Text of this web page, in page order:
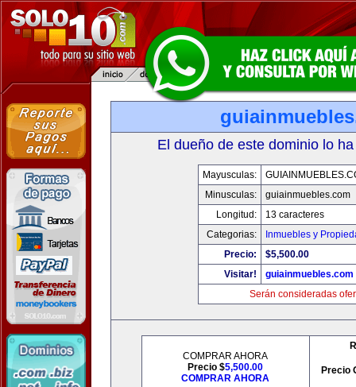
El dueño de este dominio lo
Mayusculas:
Minusculas:
guiainmuebles.com
Longitud:
13 caracteres
Categorias:
Inmuebles y
Precio:
$5,500.00
Visitar!
guiainmuebles.com
Serán consideradas
COMPRAR AHORA
Precio $5,500.00
COMPRAR AHORA
Precio